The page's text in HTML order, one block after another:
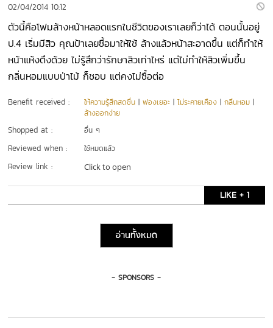
02/04/2014 10:12
ตัวนี้คือโฟมล้างหน้าหลอดแรกในชีวิตของเราเลยก็ว่าได้ ตอนนั้นอยู่
ป.4 เริ่มมีสิว คุณป้าเลยซื้อมาให้ใช้ ล้างแล้วหน้าสะอาดขึ้น แต่ก็ทำให้
หน้าแห้งตึงด้วย ไม่รู้สึกว่ารักษาสิวเท่าไหร่ แต่ไม่ทำให้สิวเพิ่มขึ้น
กลิ่นหอมแบบป่าไม้ ก็ชอบ แต่คงไม่ซื้อต่อ
Benefit received : ให้ความรู้สึกสดชื่น |ฟองเยอะ |ไม่ระคายเคือง |กลิ่นหอม |
ล้างออกง่าย
Shopped at : อื่น ๆ
Reviewed when : ใช้หมดแล้ว
Review link : Click to open
LIKE + 1
อ่านทั้งหมด
- SPONSORS -